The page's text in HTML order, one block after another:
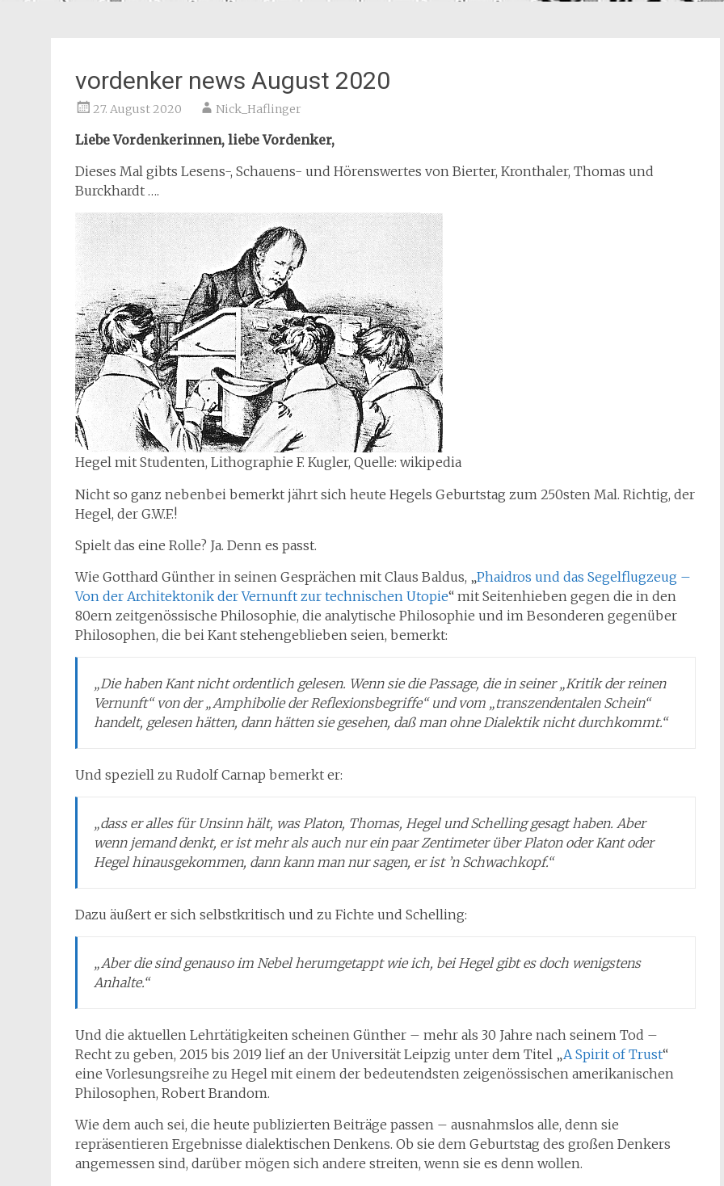
vordenker news August 2020
27. August 2020 Nick_Haflinger
Liebe Vordenkerinnen, liebe Vordenker,
Dieses Mal gibts Lesens-, Schauens- und Hörenswertes von Bierter, Kronthaler, Thomas und
Burckhardt ….
Hegel mit Studenten, Lithographie F. Kugler, Quelle: wikipedia
Nicht so ganz nebenbei bemerkt jährt sich heute Hegels Geburtstag zum 250sten Mal. Richtig, der
Hegel, der G.W.F.!
Spielt das eine Rolle? Ja. Denn es passt.
Wie Gotthard Günther in seinen Gesprächen mit Claus Baldus, „Phaidros und das Segelflugzeug –
Von der Architektonik der Vernunft zur technischen Utopie“ mit Seitenhieben gegen die in den
80ern zeitgenössische Philosophie, die analytische Philosophie und im Besonderen gegenüber
Philosophen, die bei Kant stehengeblieben seien, bemerkt:
„Die haben Kant nicht ordentlich gelesen. Wenn sie die Passage, die in seiner „Kritik der reinen
Vernunft“ von der „Amphibolie der Reflexionsbegriffe“ und vom „transzendentalen Schein“
handelt, gelesen hätten, dann hätten sie gesehen, daß man ohne Dialektik nicht durchkommt.“
Und speziell zu Rudolf Carnap bemerkt er:
„dass er alles für Unsinn hält, was Platon, Thomas, Hegel und Schelling gesagt haben. Aber
wenn jemand denkt, er ist mehr als auch nur ein paar Zentimeter über Platon oder Kant oder
Hegel hinausgekommen, dann kann man nur sagen, er ist ’n Schwachkopf.“
Dazu äußert er sich selbstkritisch und zu Fichte und Schelling:
„Aber die sind genauso im Nebel herumgetappt wie ich, bei Hegel gibt es doch wenigstens
Anhalte.“
Und die aktuellen Lehrtätigkeiten scheinen Günther – mehr als 30 Jahre nach seinem Tod –
Recht zu geben, 2015 bis 2019 lief an der Universität Leipzig unter dem Titel „A Spirit of Trust“
eine Vorlesungsreihe zu Hegel mit einem der bedeutendsten zeigenössischen amerikanischen
Philosophen, Robert Brandom.
Wie dem auch sei, die heute publizierten Beiträge passen – ausnahmslos alle, denn sie
repräsentieren Ergebnisse dialektischen Denkens. Ob sie dem Geburtstag des großen Denkers
angemessen sind, darüber mögen sich andere streiten, wenn sie es denn wollen.